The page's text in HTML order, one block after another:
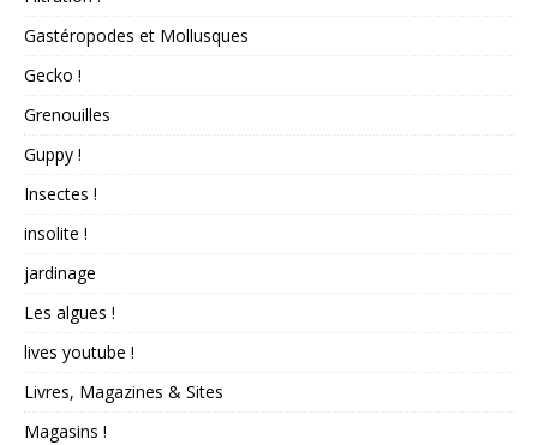
Gastéropodes et Mollusques
Gecko !
Grenouilles
Guppy !
Insectes !
insolite !
jardinage
Les algues !
lives youtube !
Livres, Magazines & Sites
Magasins !